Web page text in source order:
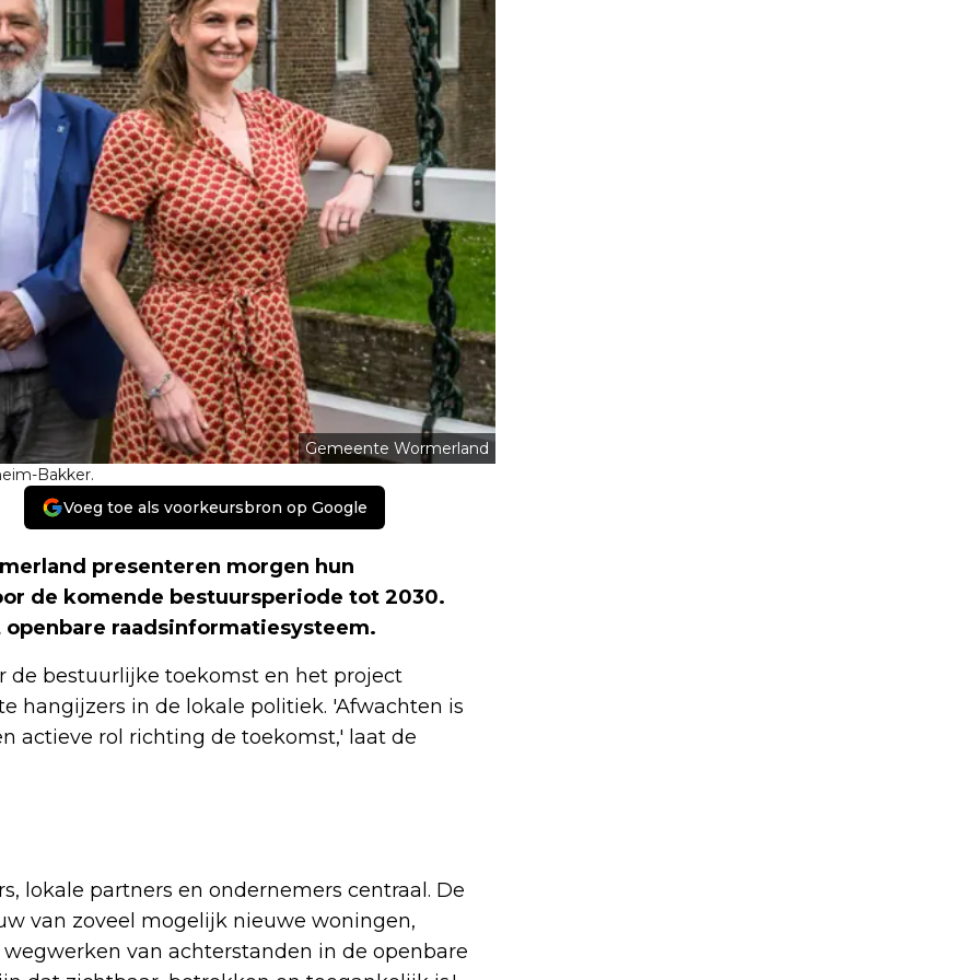
Gemeente Wormerland
Bakker.
Voeg toe als voorkeursbron op Google
presenteren morgen hun
de komende bestuursperiode tot 2030.
raadsinformatiesysteem.
de bestuurlijke toekomst en het project
hangijzers in de lokale politiek. 'Afwachten is
actieve rol richting de toekomst,' laat de
lokale partners en ondernemers centraal. De
van zoveel mogelijk nieuwe woningen,
van achterstanden in de openbare